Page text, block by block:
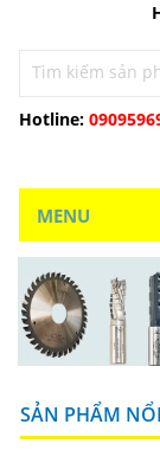
Hotline:
MENU
SẢN PHẨM